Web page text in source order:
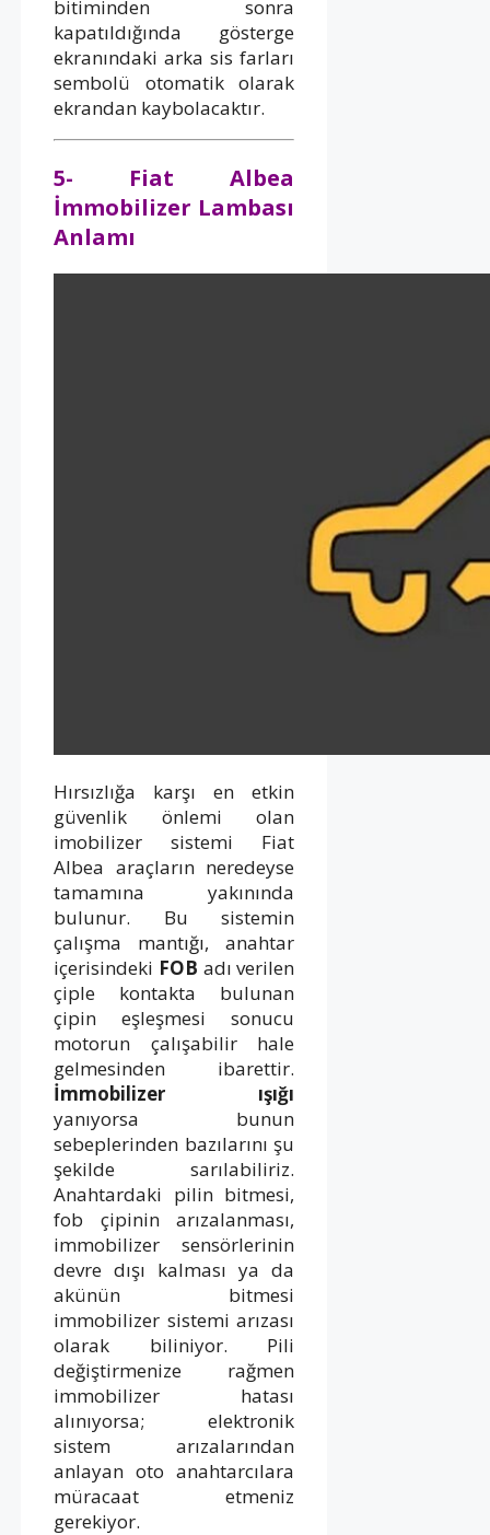
bitiminden sonra
kapatıldığında gösterge
ekranındaki arka sis farları
sembolü otomatik olarak
ekrandan kaybolacaktır.
5- Fiat Albea
İmmobilizer Lambası
Anlamı
Hırsızlığa karşı en etkin
güvenlik önlemi olan
imobilizer sistemi Fiat
Albea araçların neredeyse
tamamına yakınında
bulunur. Bu sistemin
çalışma mantığı, anahtar
içerisindeki FOB adı verilen
çiple kontakta bulunan
çipin eşleşmesi sonucu
motorun çalışabilir hale
gelmesinden ibarettir.
İmmobilizer ışığı
yanıyorsa bunun
sebeplerinden bazılarını şu
şekilde sarılabiliriz.
Anahtardaki pilin bitmesi,
fob çipinin arızalanması,
immobilizer sensörlerinin
devre dışı kalması ya da
akünün bitmesi
immobilizer sistemi arızası
olarak biliniyor. Pili
değiştirmenize rağmen
immobilizer hatası
alınıyorsa; elektronik
sistem arızalarından
anlayan oto anahtarcılara
müracaat etmeniz
gerekiyor.